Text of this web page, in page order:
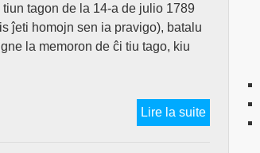
tagon de la 14-a de julio 1789
ĵeti homojn sen ia pravigo), batalu
la memoron de ĉi tiu tago, kiu
Lire la suite14-
a